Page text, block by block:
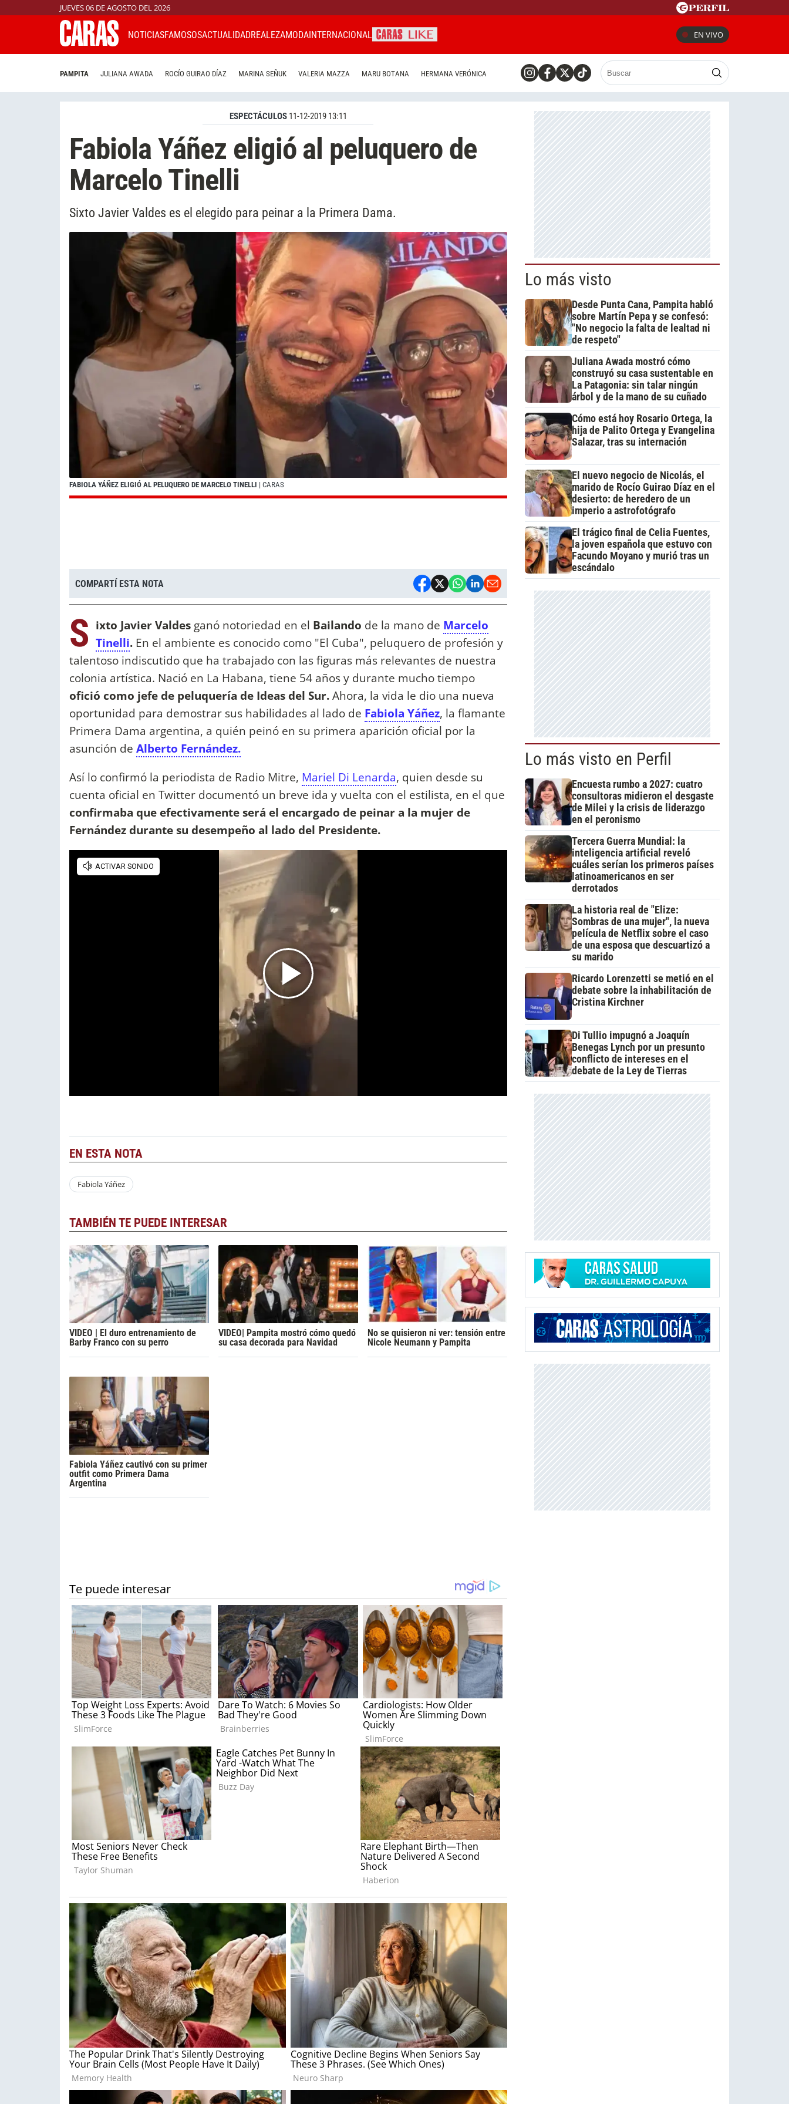
JUEVES 06 DE AGOSTO DEL 2026
NOTICIASFAMOSOSACTUALIDADREALEZAMODAINTERNACIONAL EN VIVO
PAMPITA JULIANA AWADA ROCÍO GUIRAO DÍAZ MARINA SEÑUK VALERIA MAZZA MARU BOTANA HERMANA VERÓNICA
ESPECTÁCULOS 11-12-2019 13:11
Fabiola Yáñez eligió al peluquero de
Marcelo Tinelli
Sixto Javier Valdes es el elegido para peinar a la Primera Dama.
FABIOLA YÁÑEZ ELIGIÓ AL PELUQUERO DE MARCELO TINELLI | CARAS
COMPARTÍ ESTA NOTA
S ixto Javier Valdes ganó notoriedad en el Bailando de la mano de Marcelo
Tinelli. En el ambiente es conocido como "El Cuba", peluquero de profesión y
talentoso indiscutido que ha trabajado con las figuras más relevantes de nuestra
colonia artística. Nació en La Habana, tiene 54 años y durante mucho tiempo
ofició como jefe de peluquería de Ideas del Sur.Ahora, la vida le dio una nueva
oportunidad para demostrar sus habilidades al lado de Fabiola Yáñez, la flamante
Primera Dama argentina, a quién peinó en su primera aparición oficial por la
asunción de Alberto Fernández.
Así lo confirmó la periodista de Radio Mitre, Mariel Di Lenarda, quien desde su
cuenta oficial en Twitter documentó un breve ida y vuelta con el estilista, en el que
confirmaba que efectivamente será el encargado de peinar a la mujer de
Fernández durante su desempeño al lado del Presidente.
EN ESTA NOTA
Fabiola Yáñez
TAMBIÉN TE PUEDE INTERESAR
VIDEO | El duro entrenamiento de
Barby Franco con su perro
VIDEO| Pampita mostró cómo quedó
su casa decorada para Navidad
No se quisieron ni ver: tensión entre
Nicole Neumann y Pampita
Fabiola Yáñez cautivó con su primer
outfit como Primera Dama
Argentina
Lo más visto
Desde Punta Cana, Pampita habló
sobre Martín Pepa y se confesó:
"No negocio la falta de lealtad ni
de respeto"
Juliana Awada mostró cómo
construyó su casa sustentable en
La Patagonia: sin talar ningún
árbol y de la mano de su cuñado
Cómo está hoy Rosario Ortega, la
hija de Palito Ortega y Evangelina
Salazar, tras su internación
El nuevo negocio de Nicolás, el
marido de Rocío Guirao Díaz en el
desierto: de heredero de un
imperio a astrofotógrafo
El trágico final de Celia Fuentes,
la joven española que estuvo con
Facundo Moyano y murió tras un
escándalo
Lo más visto en Perfil
Encuesta rumbo a 2027: cuatro
consultoras midieron el desgaste
de Milei y la crisis de liderazgo
en el peronismo
Tercera Guerra Mundial: la
inteligencia artificial reveló
cuáles serían los primeros países
latinoamericanos en ser
derrotados
La historia real de "Elize:
Sombras de una mujer", la nueva
película de Netflix sobre el caso
de una esposa que descuartizó a
su marido
Ricardo Lorenzetti se metió en el
debate sobre la inhabilitación de
Cristina Kirchner
Di Tullio impugnó a Joaquín
Benegas Lynch por un presunto
conflicto de intereses en el
debate de la Ley de Tierras